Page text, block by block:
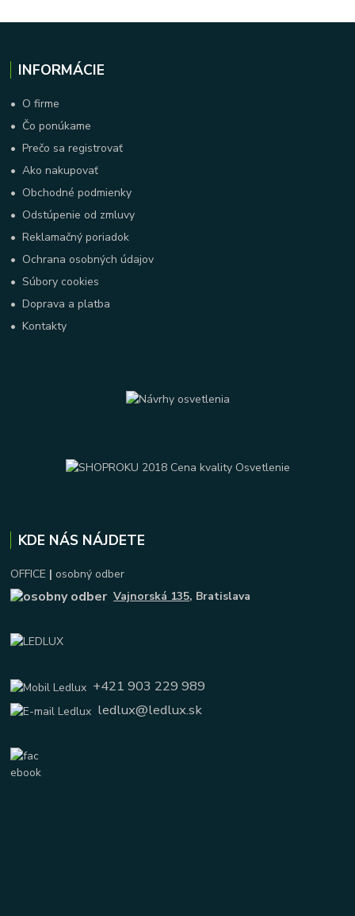
INFORMÁCIE
• O firme
• Čo ponúkame
•Prečo sa registrovať
•Ako nakupovať
• Obchodné podmienky
• Odstúpenie od zmluvy
•Reklamačný poriadok
• Ochrana osobných údajov
•Súbory cookies
•Doprava a platba
•Kontakty
KDE NÁS NÁJDETE
OFFICE | osobný odber
Vajnorská 135, Bratislava
+421 903 229 989
ledlux@ledlux.sk